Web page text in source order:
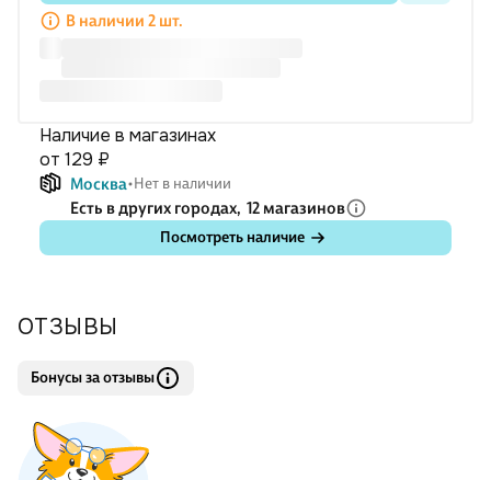
И. Моро и др. "Математика. 4 класс", рекомендованному
В наличии 2 шт.
Наличие в магазинах
от 129 ₽
Москва Нет в наличии
Есть в других городах, 12 магазинов
Посмотреть наличие
ОТЗЫВЫ
Бонусы за отзывы